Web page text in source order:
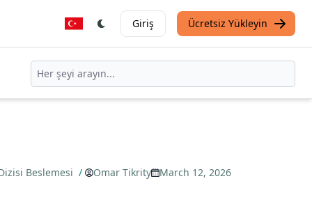
Giriş Ücretsiz Yükleyin
Beslemesi / Omar Tikrity March 12, 2026